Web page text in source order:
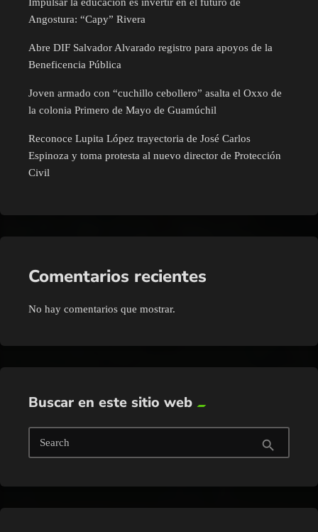
Angostura: “Capy” Rivera
Abre DIF Salvador Alvarado registro para apoyos de la
Beneficencia Pública
Joven armado con “cuchillo cebollero” asalta el Oxxo de
la colonia Primero de Mayo de Guamúchil
Reconoce Lupita López trayectoria de José Carlos
Espinoza y toma protesta al nuevo director de Protección
Civil
Comentarios recientes
No hay comentarios que mostrar.
Buscar en este sitio web
Search search